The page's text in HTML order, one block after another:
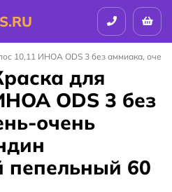
10,11 ИНОА ODS 3 без аммиака,
для
ODS 3 без
очень
пепельный 60